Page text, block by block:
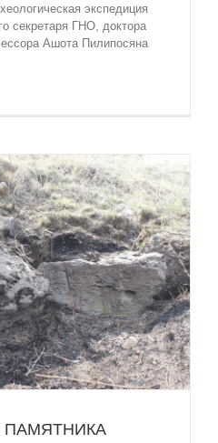
экспедиция
секретаря ГНО, доктора
Ашота Пилипосяна
ПАМЯТНИКА